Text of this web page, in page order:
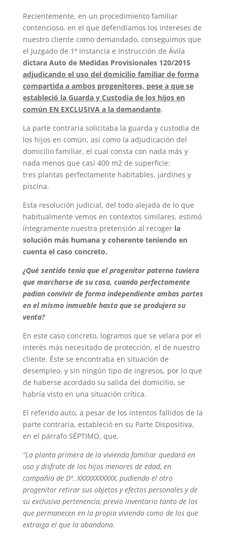
Recientemente, en un procedimiento familiar
contencioso, en el que defendíamos los intereses de
nuestro cliente como demandado, conseguimos que
el Juzgado de 1ª Instancia e Instrucción de Ávila
dictara Auto de Medidas Provisionales 120/2015
adjudicando el uso del domicilio familiar de forma
compartida a ambos progenitores, pese a que se
estableció la Guarda y Custodia de los hijos en
común EN EXCLUSIVA a la demandante.
La parte contraria solicitaba la guarda y custodia de
los hijos en común, así como la adjudicación del
domicilio familiar, el cual consta con nada más y
nada menos que casi 400 m2 de superficie:
tres plantas perfectamente habitables, jardines y
piscina.
Esta resolución judicial, del todo alejada de lo que
habitualmente vemos en contextos similares, estimó
íntegramente nuestra pretensión al recoger la
solución más humana y coherente teniendo en
cuenta el caso concreto.
¿Qué sentido tenía que el progenitor paterno tuviera
que marcharse de su casa, cuando perfectamente
podían convivir de forma independiente ambas partes
en el mismo inmueble hasta que se produjera su
venta?
En este caso concreto, logramos que se velara por el
interés más necesitado de protección, el de nuestro
cliente. Éste se encontraba en situación de
desempleo, y sin ningún tipo de ingresos, por lo que
de haberse acordado su salida del domicilio, se
habría visto en una situación crítica.
El referido auto, a pesar de los intentos fallidos de la
parte contraria, estableció en su Parte Dispositiva,
en el párrafo SÉPTIMO, que,
“La planta primera de la vivienda familiar quedará en
uso y disfrute de los hijos menores de edad, en
compañía de Dª. XXXXXXXXXXX, pudiendo el otro
progenitor retirar sus objetos y efectos personales y de
su exclusiva pertenencia, previo inventario tanto de los
que permanecen en la propia vivienda como de los que
extraiga el que la abandona.